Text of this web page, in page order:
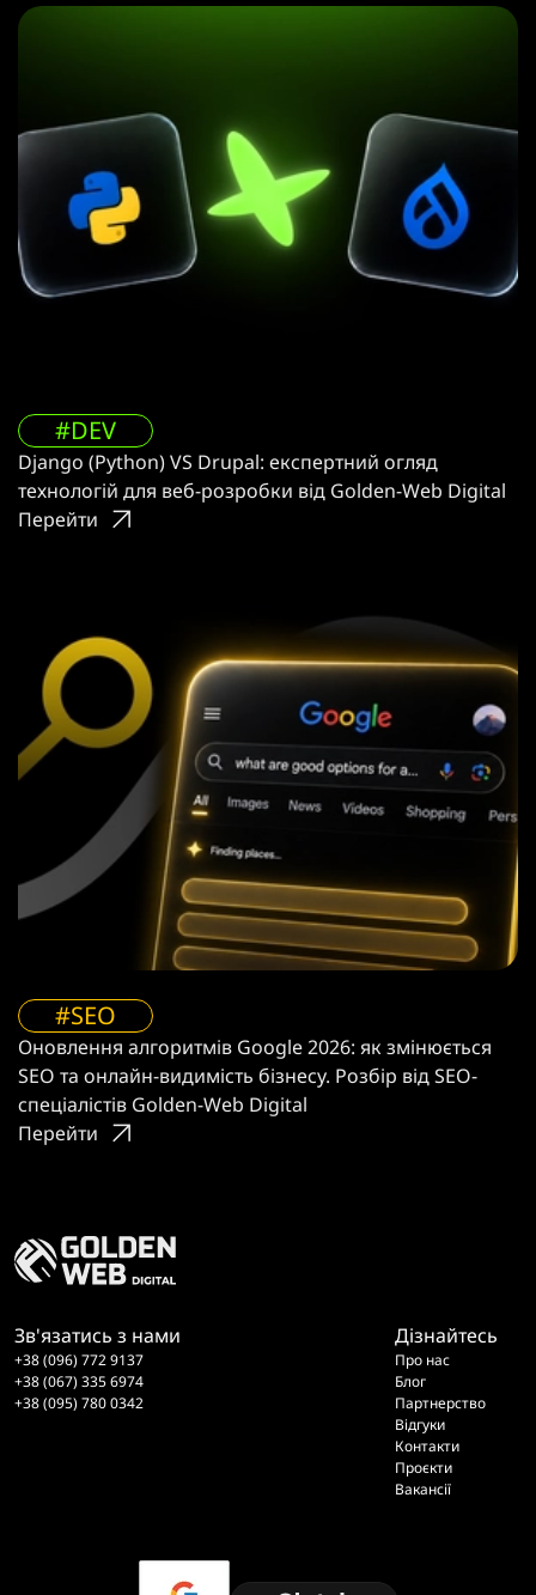
#DEV
Django (Python) VS Drupal: експертний огляд
технологій для веб-розробки від Golden-Web Digital
Перейти
#SEO
Оновлення алгоритмів Google 2026: як змінюється
SEO та онлайн-видимість бізнесу. Розбір від SEO-
спеціалістів Golden-Web Digital
Перейти
Дізнайтесь
Про нас
Блог
Партнерство
Відгуки
Контакти
Проєкти
Вакансії
Зв'язатись з нами
+38 (096) 772 9137
+38 (067) 335 6974
+38 (095) 780 0342